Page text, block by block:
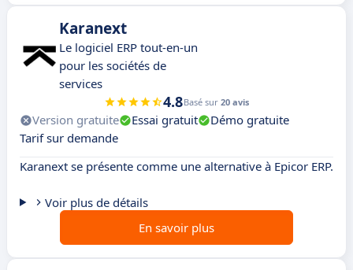
Karanext
Le logiciel ERP tout-en-un
pour les sociétés de
services
4.8Basé sur 20 avis
Version gratuite Essai gratuit
Démo gratuite
Tarif sur demande
Karanext se présente comme une alternative à Epicor ERP.
Voir plus de détails
En savoir plus